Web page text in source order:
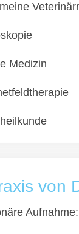
Medizin
von
Aufnahme: